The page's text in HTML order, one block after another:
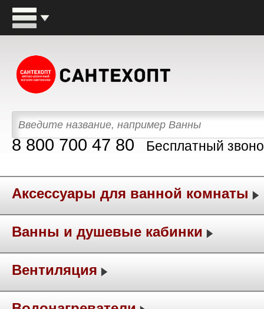
8 800 700 47 80 Бесплатный
Аксессуары для ванной комнаты
Ванны и душевые кабинки
Вентиляция